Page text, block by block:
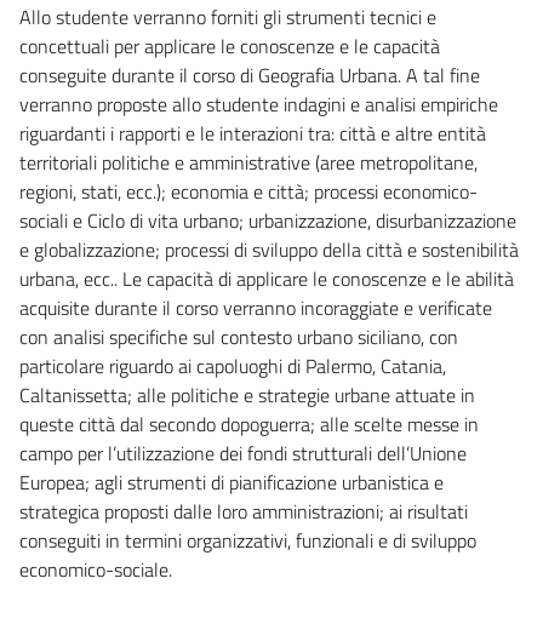
Allo studente verranno forniti gli strumenti tecnici e
concettuali per applicare le conoscenze e le capacità
conseguite durante il corso di Geografia Urbana. A tal fine
verranno proposte allo studente indagini e analisi empiriche
riguardanti i rapporti e le interazioni tra: città e altre entità
territoriali politiche e amministrative (aree metropolitane,
regioni, stati, ecc.); economia e città; processi economico-
sociali e Ciclo di vita urbano; urbanizzazione, disurbanizzazione
e globalizzazione; processi di sviluppo della città e sostenibilità
urbana, ecc.. Le capacità di applicare le conoscenze e le abilità
acquisite durante il corso verranno incoraggiate e verificate
con analisi specifiche sul contesto urbano siciliano, con
particolare riguardo ai capoluoghi di Palermo, Catania,
Caltanissetta; alle politiche e strategie urbane attuate in
queste città dal secondo dopoguerra; alle scelte messe in
campo per l’utilizzazione dei fondi strutturali dell’Unione
Europea; agli strumenti di pianificazione urbanistica e
strategica proposti dalle loro amministrazioni; ai risultati
conseguiti in termini organizzativi, funzionali e di sviluppo
economico-sociale.